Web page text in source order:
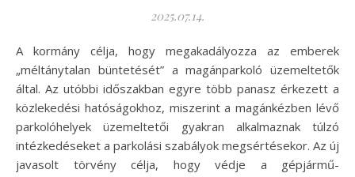
2025.07.14.
A kormány célja, hogy megakadályozza az emberek
„méltánytalan büntetését” a magánparkoló üzemeltetők
által. Az utóbbi időszakban egyre több panasz érkezett a
közlekedési hatóságokhoz, miszerint a magánkézben lévő
parkolóhelyek üzemeltetői gyakran alkalmaznak túlzó
intézkedéseket a parkolási szabályok megsértésekor. Az új
javasolt törvény célja, hogy védje a gépjármű-